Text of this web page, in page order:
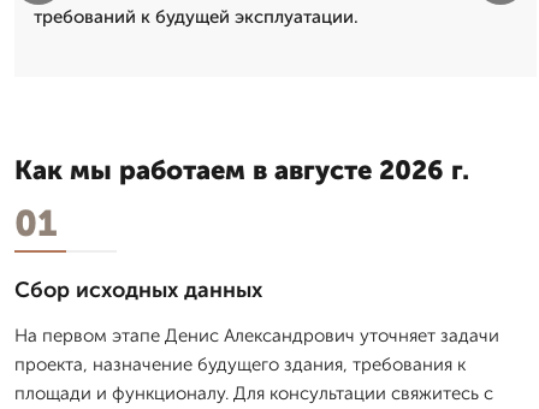
требований к будущей эксплуатации.
Как мы работаем в августе 2026 г.
01
Сбор исходных данных
На первом этапе Денис Александрович уточняет задачи
проекта, назначение будущего здания, требования к
площади и функционалу. Для консультации свяжитесь с